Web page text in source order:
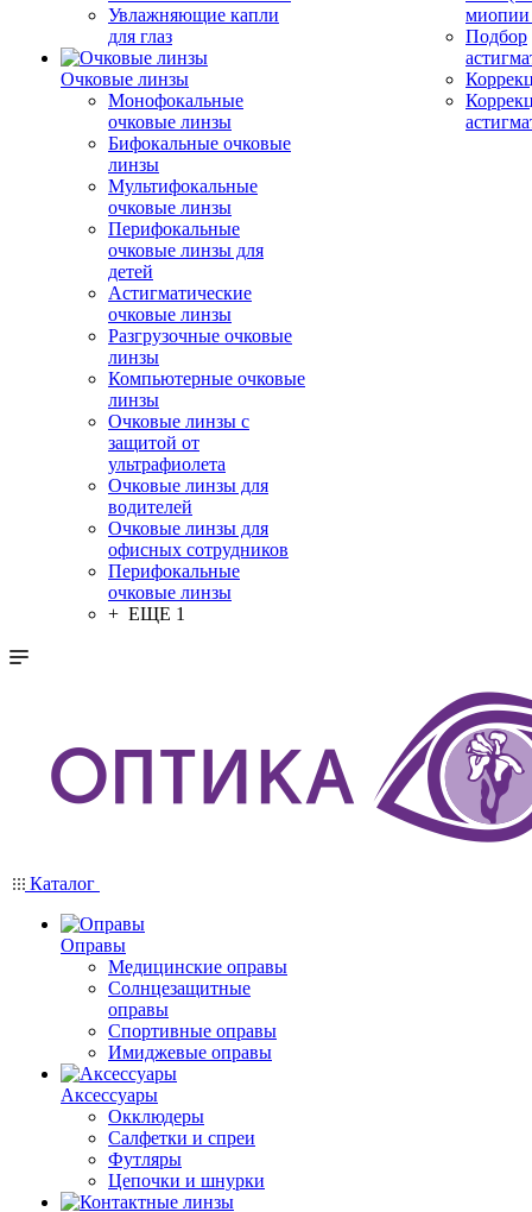
Увлажняющие капли
для глаз
Очковые линзы
Монофокальные
очковые линзы
Бифокальные очковые
линзы
Мультифокальные
очковые линзы
Перифокальные
очковые линзы для
детей
Астигматические
очковые линзы
Разгрузочные очковые
линзы
Компьютерные очковые
линзы
Очковые линзы с
защитой от
ультрафиолета
Очковые линзы для
водителей
Очковые линзы для
офисных сотрудников
Перифокальные
очковые линзы
+ ЕЩЕ 1
миопии
Подбор
Каталог
Оправы
Медицинские оправы
Солнцезащитные
оправы
Спортивные оправы
Имиджевые оправы
Аксессуары
Окклюдеры
Салфетки и спреи
Футляры
Цепочки и шнурки